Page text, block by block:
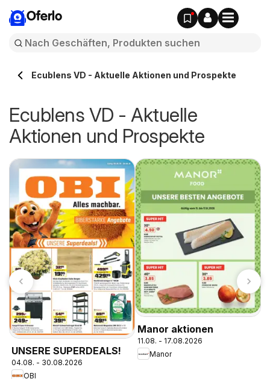
Oferlo
Ecublens VD - Aktuelle Aktionen und Prospekte
Ecublens VD - Aktuelle
Aktionen und Prospekte
UNSERE SUPERDEALS!
04.08. - 30.08.2026
OBI
Manor aktionen
11.08. - 17.08.2026
Manor